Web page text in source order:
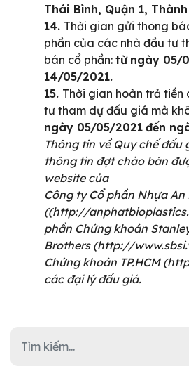
Thái Bình, Quận 1,
14. Thời gian gửi thông
phần của các nhà đầu tư
bán cổ phần: từ ngày 05/
14/05/2021.
15. Thời gian hoàn trả tiền
tư tham dự đấu giá mà
ngày 05/05/2021 đến
Thông tin về Quy chế đấu
thông tin đợt chào bán
website của
Công ty Cổ phần Nhựa An
((http://
phần Chứng khoán
Brothers (http://
Chứng khoán TP.HCM
các đại lý đấu giá.